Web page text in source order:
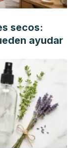
et al. Clinical
Leishmaniasis
Center Hospital,
2014;9(1):1-5.
de Harrison,
Y, Schwartz RA.
Clinical
910.
secos:
ayudar